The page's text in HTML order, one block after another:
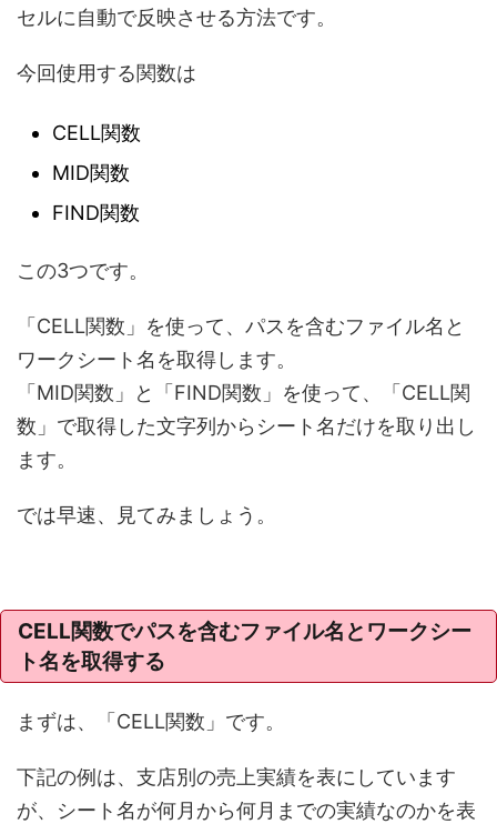
セルに自動で反映させる方法です。
今回使用する関数は
CELL関数
MID関数
FIND関数
この3つです。
「CELL関数」を使って、パスを含むファイル名と
ワークシート名を取得します。
「MID関数」と「FIND関数」を使って、「CELL関
数」で取得した文字列からシート名だけを取り出し
ます。
では早速、見てみましょう。
CELL関数でパスを含むファイル名とワークシー
ト名を取得する
まずは、「CELL関数」です。
下記の例は、支店別の売上実績を表にしています
が、シート名が何月から何月までの実績なのかを表